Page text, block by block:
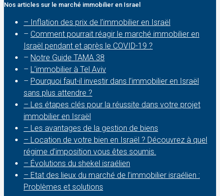
Nos articles sur le marché immobilier en Israel
– Inflation des prix de l’immobilier en Israël
– Comment pourrait réagir le marché immobilier en
Israël pendant et après le COVID-19 ?
– Notre Guide TAMA 38
– L’immobilier à Tel Aviv
– Pourquoi faut-il investir dans l’immobilier en Israël
sans plus attendre ?
– Les étapes clés pour la réussite dans votre projet
immobilier en Israël
– Les avantages de la gestion de biens
– Location de votre bien en Israël ? Découvrez à quel
régime d’imposition vous êtes soumis.
– Évolutions du shekel israélien
– Etat des lieux du marché de l’immobilier israélien :
Problèmes et solutions